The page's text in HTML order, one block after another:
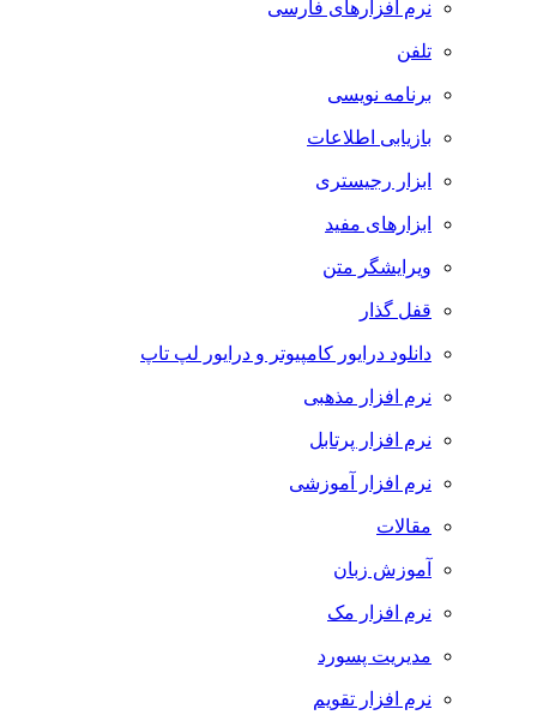
نرم افزارهای فارسی
تلفن
برنامه نویسی
بازیابی اطلاعات
ابزار رجیستری
ابزارهای مفید
ویرایشگر متن
قفل گذار
دانلود درایور کامپیوتر و درایور لپ تاپ
نرم افزار مذهبی
نرم افزار پرتابل
نرم افزار آموزشی
مقالات
آموزش زبان
نرم افزار مک
مدیریت پسورد
نرم افزار تقویم